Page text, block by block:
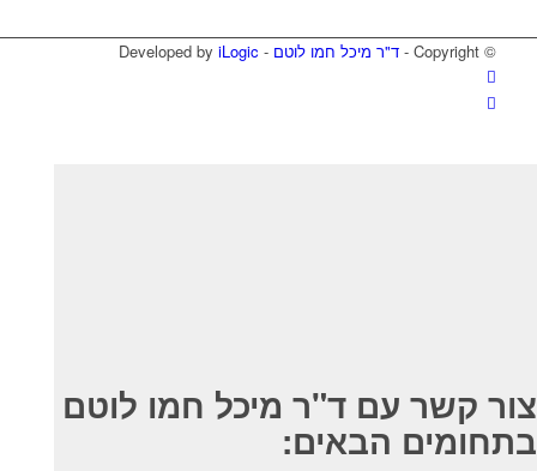
© ‫Copyright - ד"ר מיכל חמו לוטם - Developed by
iLogic
צור קשר עם ד"ר מיכל חמו לוטם
בתחומים הבאים: